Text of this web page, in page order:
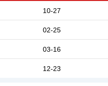
10-27
02-25
03-16
12-23